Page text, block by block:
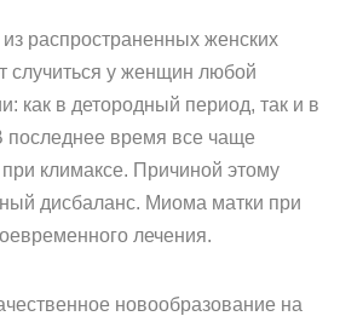
распространенных женских
случиться у женщин любой
как в детородный период, так и в
последнее время все чаще
климаксе. Причиной этому
дисбаланс. Миома матки при
лечения.
новообразование на